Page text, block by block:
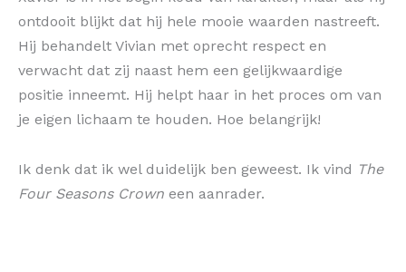
ontdooit blijkt dat hij hele mooie waarden nastreeft.
Hij behandelt Vivian met oprecht respect en
verwacht dat zij naast hem een gelijkwaardige
positie inneemt. Hij helpt haar in het proces om van
je eigen lichaam te houden. Hoe belangrijk!
Ik denk dat ik wel duidelijk ben geweest. Ik vind The
Four Seasons Crown een aanrader.